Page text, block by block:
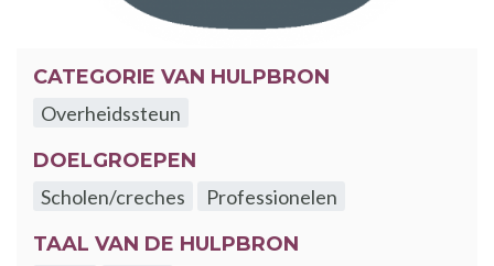
CATEGORIE VAN HULPBRON
Overheidssteun
DOELGROEPEN
Scholen/creches
Professionelen
TAAL VAN DE HULPBRON